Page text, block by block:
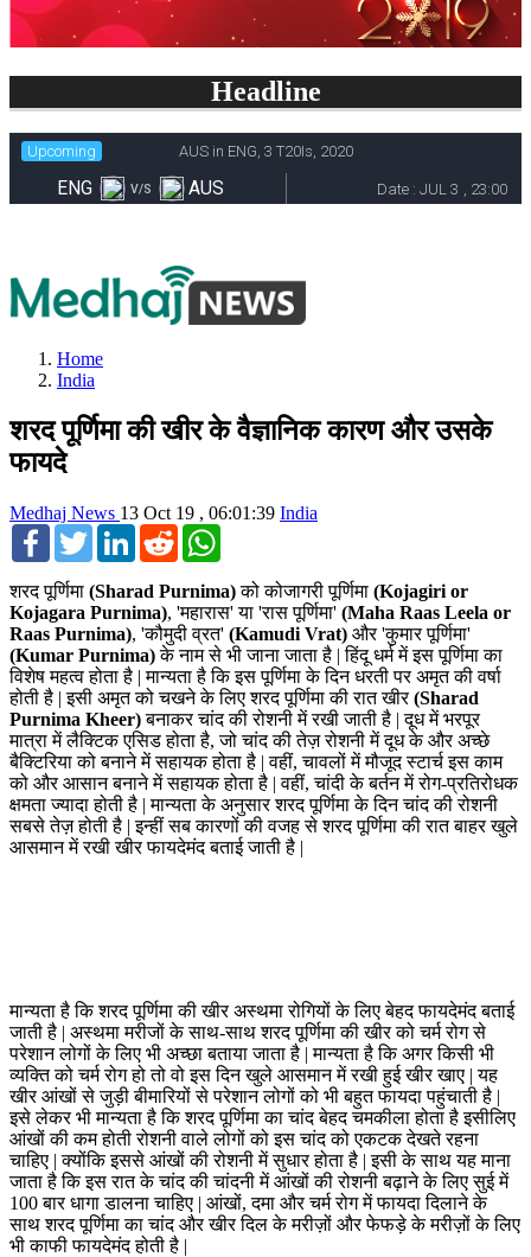
Headline
Home
India
शरद पूर्णिमा की खीर के वैज्ञानिक कारण और उसके
फायदे
Medhaj News 13 Oct 19 , 06:01:39 India
FacebookTwitterLinkedInReddit
शरद पूर्णिमा (Sharad Purnima)को कोजागरी पूर्णिमा (Kojagiri or
Kojagara Purnima), 'महारास' या 'रास पूर्णिमा' (Maha Raas Leela or
Raas Purnima), 'कौमुदी व्रत' (Kamudi Vrat) और 'कुमार पूर्णिमा'
(Kumar Purnima)के नाम से भी जाना जाता है | हिंदू धर्म में इस पूर्णिमा का
विशेष महत्व होता है | मान्यता है कि इस पूर्णिमा के दिन धरती पर अमृत की वर्षा
होती है | इसी अमृत को चखने के लिए शरद पूर्णिमा की रात खीर(Sharad
Purnima Kheer)बनाकर चांद की रोशनी में रखी जाती है | दूध में भरपूर
मात्रा में लैक्टिक एसिड होता है, जो चांद की तेज़ रोशनी में दूध के और अच्छे
बैक्टिरिया को बनाने में सहायक होता है | वहीं, चावलों में मौजूद स्टार्च इस काम
को और आसान बनाने में सहायक होता है | वहीं, चांदी के बर्तन में रोग-प्रतिरोधक
क्षमता ज्यादा होती है | मान्यता के अनुसार शरद पूर्णिमा के दिन चांद की रोशनी
सबसे तेज़ होती है | इन्हीं सब कारणों की वजह से शरद पूर्णिमा की रात बाहर खुले
आसमान में रखी खीर फायदेमंद बताई जाती है |
मान्यता है कि शरद पूर्णिमा की खीर अस्थमा रोगियों के लिए बेहद फायदेमंद बताई
जाती है | अस्थमा मरीजों के साथ-साथ शरद पूर्णिमा की खीर को चर्म रोग से
परेशान लोगों के लिए भी अच्छा बताया जाता है | मान्यता है कि अगर किसी भी
व्यक्ति को चर्म रोग हो तो वो इस दिन खुले आसमान में रखी हुई खीर खाए | यह
खीर आंखों से जुड़ी बीमारियों से परेशान लोगों को भी बहुत फायदा पहुंचाती है |
इसे लेकर भी मान्यता है कि शरद पूर्णिमा का चांद बेहद चमकीला होता है इसीलिए
आंखों की कम होती रोशनी वाले लोगों को इस चांद को एकटक देखते रहना
चाहिए | क्योंकि इससे आंखों की रोशनी में सुधार होता है | इसी के साथ यह माना
जाता है कि इस रात के चांद की चांदनी में आंखों की रोशनी बढ़ाने के लिए सुई में
100 बार धागा डालना चाहिए | आंखों, दमा और चर्म रोग में फायदा दिलाने के
साथ शरद पूर्णिमा का चांद और खीर दिल के मरीज़ों और फेफड़े के मरीज़ों के लिए
भी काफी फायदेमंद होती है |